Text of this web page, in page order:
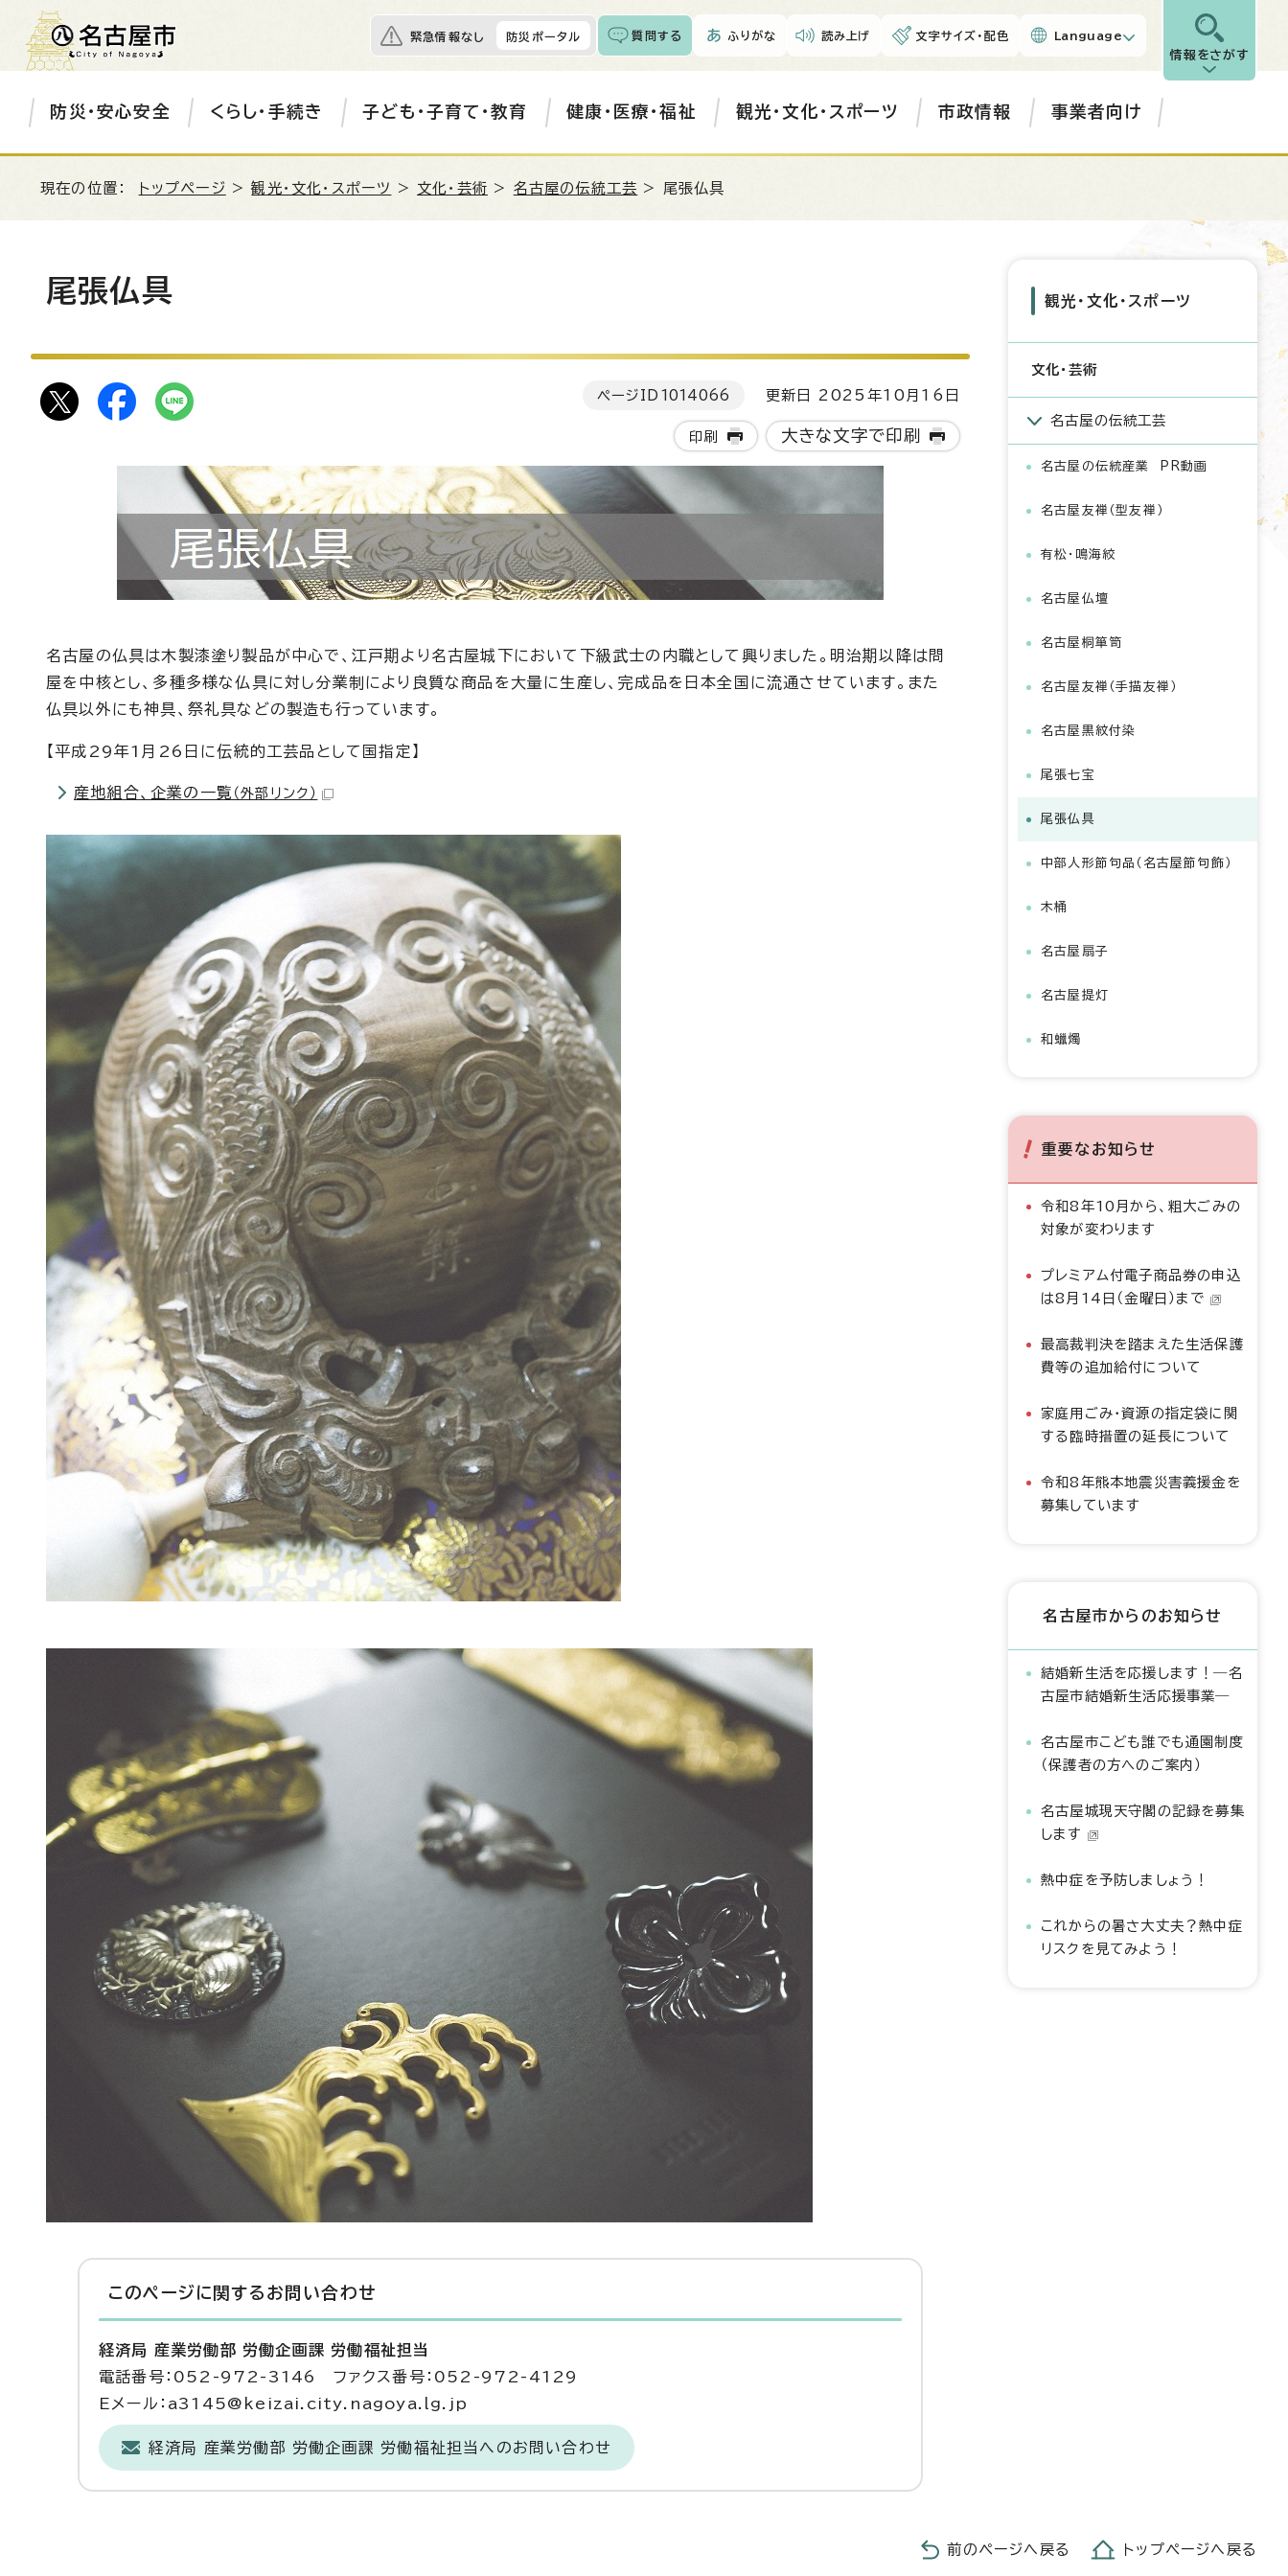
緊急情報なし 防災ポータル 質問する ふりがな 読み上げ 文字サイズ・配色 Language
情報をさがす
防災・安心安全 くらし・手続き 子ども・子育て・教育 健康・医療・福祉 観光・文化・スポーツ 市政情報 事業者向け
現在の位置： トップページ >観光・文化・スポーツ > 文化・芸術 > 名古屋の伝統工芸 > 尾張仏具
尾張仏具
ページID 1014066 更新日 2025年10月16日
印刷 大きな文字で印刷
名古屋の仏具は木製漆塗り製品が中心で、江戸期より名古屋城下において下級武士の内職として興りました。明治期以降は問
屋を中核とし、多種多様な仏具に対し分業制により良質な商品を大量に生産し、完成品を日本全国に流通させています。また
仏具以外にも神具、祭礼具などの製造も行っています。
【平成29年1月26日に伝統的工芸品として国指定】
産地組合、企業の一覧 （外部リンク）
このページに関する お問い合わせ
経済局 産業労働部 労働企画課 労働福祉担当
電話番号：052-972-3146 ファクス番号：052-972-4129
Eメール：a3145@keizai.city.nagoya.lg.jp
経済局 産業労働部 労働企画課 労働福祉担当へのお問い合わせ
観光・文化・スポーツ
文化・芸術
名古屋の伝統工芸
名古屋の伝統産業 PR動画
名古屋友禅（型友禅）
有松・鳴海絞
名古屋仏壇
名古屋桐箪笥
名古屋友禅（手描友禅）
名古屋黒紋付染
尾張七宝
尾張仏具
中部人形節句品（名古屋節句飾）
木桶
名古屋扇子
名古屋提灯
和蠟燭
重要なお知らせ
令和8年10月から、粗大ごみの
対象が変わります
プレミアム付電子商品券の申込
は8月14日（金曜日）まで
最高裁判決を踏まえた生活保護
費等の追加給付について
家庭用ごみ・資源の指定袋に関
する臨時措置の延長について
令和8年熊本地震災害義援金を
募集しています
名古屋市からのお知らせ
結婚新生活を応援します！―名
古屋市結婚新生活応援事業―
名古屋市こども誰でも通園制度
（保護者の方へのご案内）
名古屋城現天守閣の記録を募集
します
熱中症を予防しましょう！
これからの暑さ大丈夫？熱中症
リスクを見てみよう！
前のページへ戻る トップページへ戻る